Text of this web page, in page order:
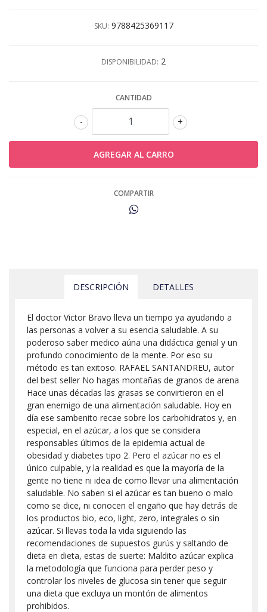
SKU: 9788425369117
DISPONIBILIDAD: 2
CANTIDAD
+
-
COMPARTIR
DESCRIPCIÓN DETALLES
El doctor Victor Bravo lleva un tiempo ya ayudando a
las personas a volver a su esencia saludable. A su
poderoso saber medico aúna una didáctica genial y un
profundo conocimiento de la mente. Por eso su
método es tan exitoso. RAFAEL SANTANDREU, autor
del best seller No hagas montañas de granos de arena
Hace unas décadas las grasas se convirtieron en el
gran enemigo de una alimentación saludable. Hoy en
día ese sambenito recae sobre los carbohidratos y, en
especial, en el azúcar, a los que se considera
responsables últimos de la epidemia actual de
obesidad y diabetes tipo 2. Pero el azúcar no es el
único culpable, y la realidad es que la mayoría de la
gente no tiene ni idea de como llevar una alimentación
saludable. No saben si el azúcar es tan bueno o malo
como se dice, ni conocen el engaño que hay detrás de
los productos bio, eco, light, zero, integrales o sin
azúcar. Si llevas toda la vida siguiendo las
recomendaciones de supuestos gurús y saltando de
dieta en dieta, estas de suerte: Maldito azúcar explica
la metodología que funciona para perder peso y
controlar los niveles de glucosa sin tener que seguir
una dieta que excluya un montón de alimentos
prohibidos.